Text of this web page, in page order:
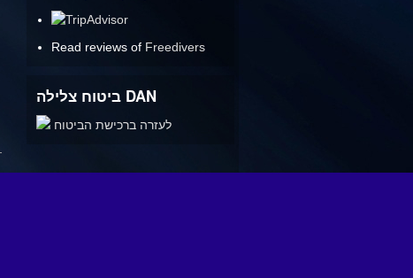
Read reviews of Freedivers
ביטוח צלילה DAN
לעזרה ברכישת הביטוח